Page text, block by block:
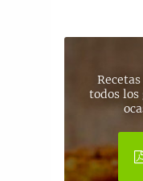
todos los